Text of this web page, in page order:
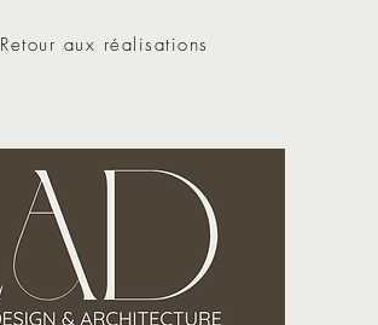
Retour aux réalisations